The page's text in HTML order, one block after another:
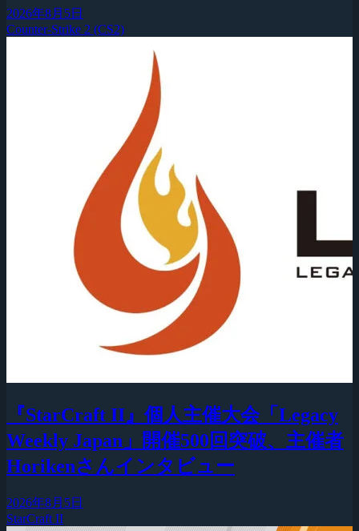
2026年8月5日
Counter-Strike 2 (CS2)
『StarCraft II』個人主催大会「Legacy
Weekly Japan」開催500回突破、主催者
Horikenさんインタビュー
2026年8月5日
StarCraft II